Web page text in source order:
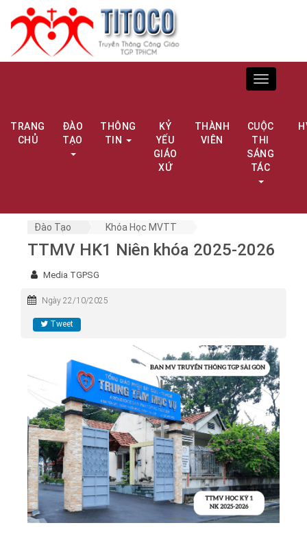
Toggle
navigation
TRANG
CHỦ
ĐÀO
TẠO
THÔNG
TIN
KỶ
YẾU
GIÁO
XỨ
THÀNH
VIÊN
CUỘC
THI
SÁNG
TÁC
Đào Tạo Khóa Học MVTT
TTMV HK1 Niên khóa 2025-2026
Media TGPSG
Ngày 22/10/2025
Tweet